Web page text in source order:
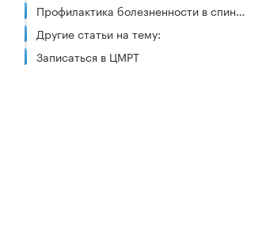
Профилактика болезненности в спине над поясницей
Другие статьи на тему:
Записаться в ЦМРТ